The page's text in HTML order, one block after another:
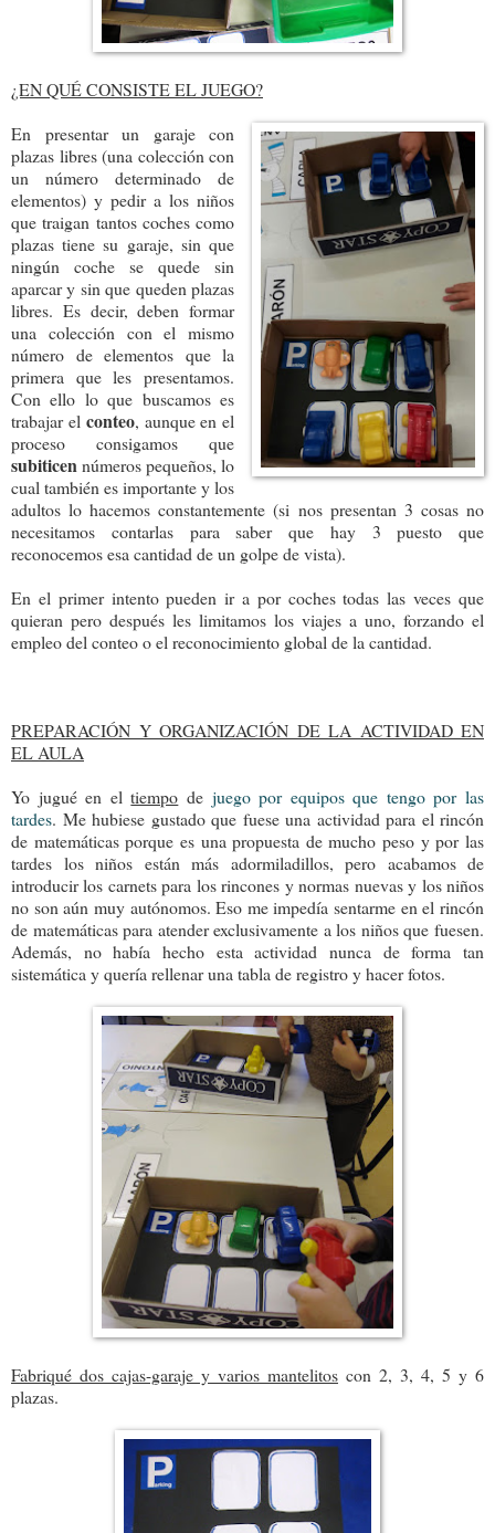
¿EN QUÉ CONSISTE EL JUEGO?
En presentar un garaje con
plazas libres (una colección con
un número determinado de
elementos) y pedir a los niños
que traigan tantos coches como
plazas tiene su garaje, sin que
ningún coche se quede sin
aparcar y sin que queden plazas
libres. Es decir, deben formar
una colección con el mismo
número de elementos que la
primera que les presentamos.
Con ello lo que buscamos es
trabajar el conteo, aunque en el
proceso consigamos que
subiticennúmeros pequeños, lo
cual también es importante y los
adultos lo hacemos constantemente (si nos presentan 3 cosas no
necesitamos contarlas para saber que hay 3 puesto que
reconocemos esa cantidad de un golpe de vista).
En el primer intento pueden ir a por coches todas las veces que
quieran pero después les limitamos los viajes a uno, forzando el
empleo del conteo o el reconocimiento global de la cantidad.
PREPARACIÓN Y ORGANIZACIÓN DE LA ACTIVIDAD EN
EL AULA
Yo jugué en eltiempo de juego por equipos que tengo por las
tardes. Me hubiese gustado que fuese una actividad para el rincón
de matemáticas porque es una propuesta de mucho peso y por las
tardes los niños están más adormiladillos, pero acabamos de
introducir los carnets para los rincones y normas nuevas y los niños
no son aún muy autónomos. Eso me impedía sentarme en el rincón
de matemáticas para atender exclusivamente a los niños que fuesen.
Además, no había hecho esta actividad nunca de forma tan
sistemática y quería rellenar una tabla de registro y hacer fotos.
Fabriqué dos cajas-garaje y varios mantelitos con 2, 3, 4, 5 y 6
plazas.